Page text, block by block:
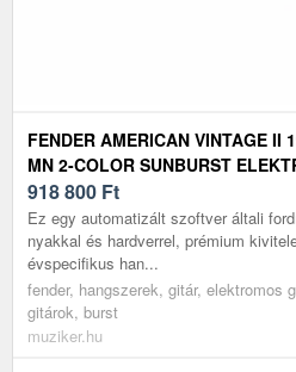
FENDER AMERICAN VINTAGE II
MN 2-COLOR SUNBURST
918 800 Ft
Ez egy automatizált szoftver általi
nyakkal és hardverrel, prémium
évspecifikus han...
fender, hangszerek, gitár, elektromos
gitárok, burst
muziker.hu